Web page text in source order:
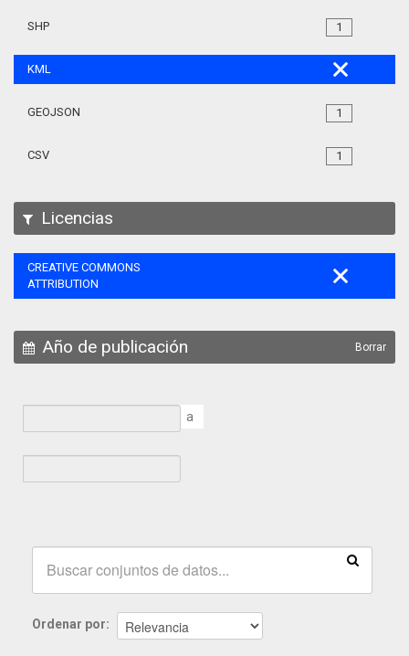
1
SHP
KML
1
GEOJSON
1
CSV
Licencias
CREATIVE COMMONS
ATTRIBUTION
Año de publicación Borrar
a
Ordenar por